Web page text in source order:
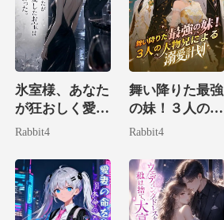
氷室様、あなた
が狂おしく愛し
たお宝は生まれ
Rabbit4
舞い降りた最強
の妹！３人の大
物兄による溺愛
Rabbit4